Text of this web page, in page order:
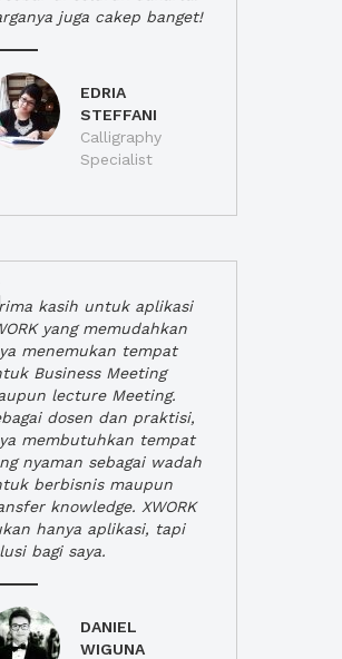
juga cakep banget!
EDRIA
STEFFANI
Calligraphy
Specialist
kasih untuk aplikasi
yang memudahkan
menemukan tempat
Business Meeting
lecture Meeting.
dosen dan praktisi,
membutuhkan tempat
nyaman sebagai wadah
berbisnis maupun
knowledge. XWORK
hanya aplikasi, tapi
bagi saya.
DANIEL
WIGUNA